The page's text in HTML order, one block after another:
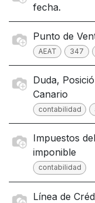
fecha.
Punto de
AEAT 347
Duda,
Canario
contabilidad
Impuestos
imponible
contabilidad
Línea de